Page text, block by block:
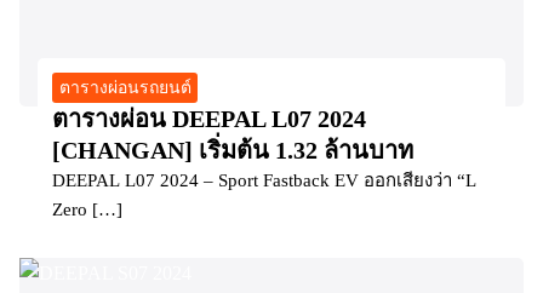
ตารางผ่อนรถยนต์
ตารางผ่อน DEEPAL L07 2024
[CHANGAN] เริ่มต้น 1.32 ล้านบาท
DEEPAL L07 2024 – Sport Fastback EV ออกเสียงว่า “L
Zero […]